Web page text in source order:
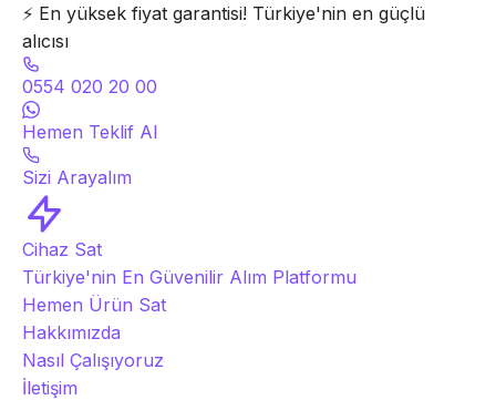
⚡ En yüksek fiyat garantisi! Türkiye'nin en güçlü
alıcısı
0554 020 20 00
Hemen Teklif Al
Sizi Arayalım
Cihaz Sat
Türkiye'nin En Güvenilir Alım Platformu
Hemen Ürün Sat
Hakkımızda
Nasıl Çalışıyoruz
İletişim